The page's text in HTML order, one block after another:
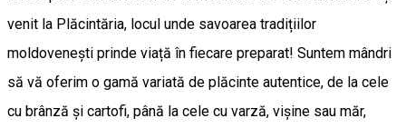
venit la Plăcintăria, locul unde savoarea tradițiilor
moldovenești prinde viață în fiecare preparat! Suntem mândri
să vă oferim o gamă variată de plăcinte autentice, de la cele
cu brânză și cartofi, până la cele cu varză, vișine sau măr,